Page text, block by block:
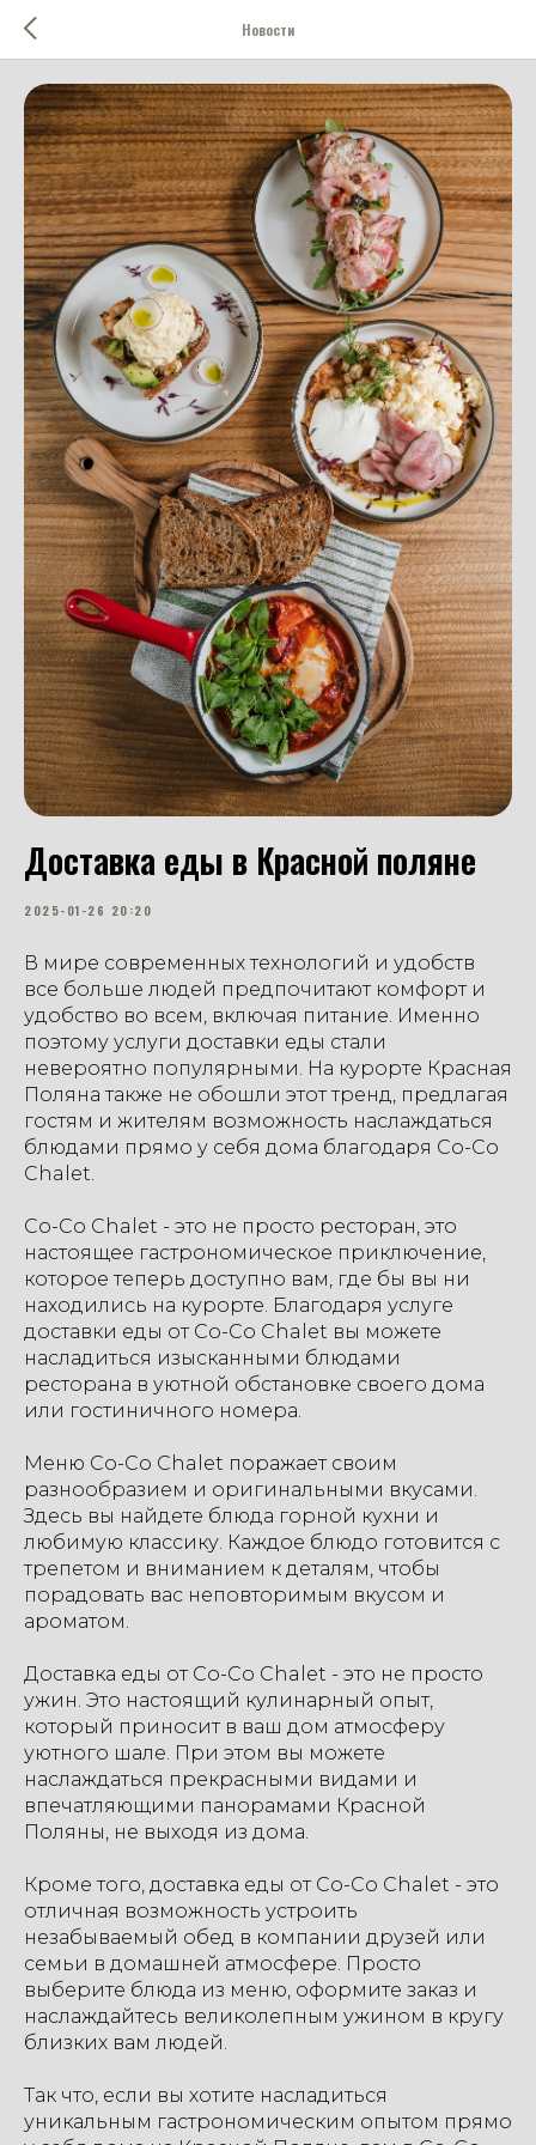
Новости
Доставка еды в Красной поляне
2025-01-26 20:20
В мире современных технологий и удобств
все больше людей предпочитают комфорт и
удобство во всем, включая питание. Именно
поэтому услуги доставки еды стали
невероятно популярными. На курорте Красная
Поляна также не обошли этот тренд, предлагая
гостям и жителям возможность наслаждаться
блюдами прямо у себя дома благодаря Со-Со
Chalet.
Со-Со Chalet - это не просто ресторан, это
настоящее гастрономическое приключение,
которое теперь доступно вам, где бы вы ни
находились на курорте. Благодаря услуге
доставки еды от Со-Со Chalet вы можете
насладиться изысканными блюдами
ресторана в уютной обстановке своего дома
или гостиничного номера.
Меню Со-Со Chalet поражает своим
разнообразием и оригинальными вкусами.
Здесь вы найдете блюда горной кухни и
любимую классику. Каждое блюдо готовится с
трепетом и вниманием к деталям, чтобы
порадовать вас неповторимым вкусом и
ароматом.
Доставка еды от Со-Со Chalet - это не просто
ужин. Это настоящий кулинарный опыт,
который приносит в ваш дом атмосферу
уютного шале. При этом вы можете
наслаждаться прекрасными видами и
впечатляющими панорамами Красной
Поляны, не выходя из дома.
Кроме того, доставка еды от Со-Со Chalet - это
отличная возможность устроить
незабываемый обед в компании друзей или
семьи в домашней атмосфере. Просто
выберите блюда из меню, оформите заказ и
наслаждайтесь великолепным ужином в кругу
близких вам людей.
Так что, если вы хотите насладиться
уникальным гастрономическим опытом прямо